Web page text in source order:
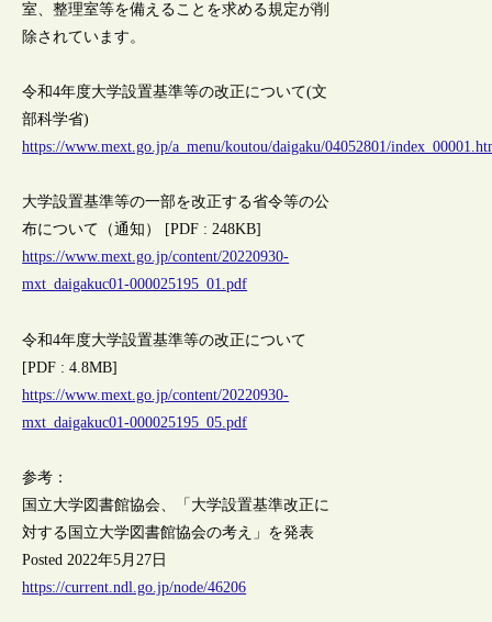
室、整理室等を備えることを求める規定が削
除されています。
令和4年度大学設置基準等の改正について(文
部科学省)
https://www.mext.go.jp/a_menu/koutou/daigaku/04052801/
大学設置基準等の一部を改正する省令等の公
布について（通知） [PDF : 248KB]
https://www.mext.go.jp/content/20220930-
mxt_daigakuc01-000025195_01.pdf
令和4年度大学設置基準等の改正について
[PDF : 4.8MB]
https://www.mext.go.jp/content/20220930-
mxt_daigakuc01-000025195_05.pdf
参考：
国立大学図書館協会、「大学設置基準改正に
対する国立大学図書館協会の考え」を発表
Posted 2022年5月27日
https://current.ndl.go.jp/node/46206